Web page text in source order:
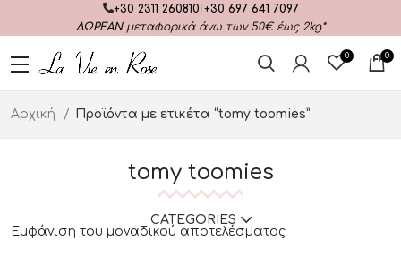
+30 2311 260810 +30 697 641 7097
ΔΩΡΕΑΝμεταφορικά άνω των 50€ έως 2kg*
0 0
Αρχική Προϊόντα με ετικέτα “tomy toomies”
tomy toomies
CATEGORIES
Εμφάνιση του μοναδικού αποτελέσματος